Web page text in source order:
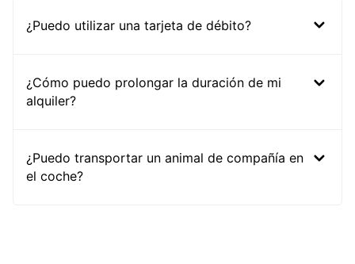
¿Puedo utilizar una tarjeta de débito?
¿Cómo puedo prolongar la duración de mi
alquiler?
¿Puedo transportar un animal de compañía en
el coche?